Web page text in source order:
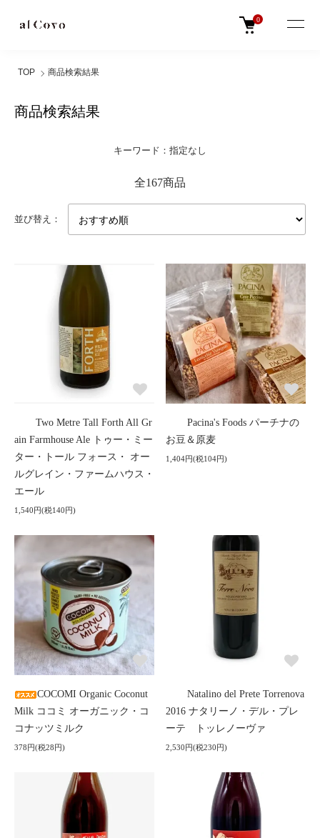
0
TOP 商品検索結果
商品検索結果
キーワード：指定なし
全167商品
並び替え：
Two Metre Tall Forth All Gr
ain Farmhouse Ale トゥー・ミー
ター・トール フォース・ オー
ルグレイン・ファームハウス・
エール
1,540円(税140円)
Pacina's Foods パーチナの
お豆＆原麦
1,404円(税104円)
COCOMI Organic Coconut
Milk ココミ オーガニック・コ
コナッツミルク
378円(税28円)
Natalino del Prete Torrenova
2016 ナタリーノ・デル・プレ
ーテ トッレノーヴァ
2,530円(税230円)